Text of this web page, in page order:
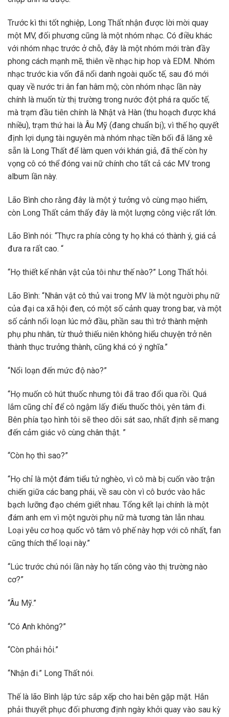
Trước kì thi tốt nghiệp, Long Thất nhận được lời mời quay
một MV, đối phương cũng là một nhóm nhạc. Có điều khác
với nhóm nhạc trước ở chỗ, đây là một nhóm mới tràn đầy
phong cách mạnh mẽ, thiên về nhạc hip hop và EDM. Nhóm
nhạc trước kia vốn đã nổi danh ngoài quốc tế, sau đó mới
quay về nước tri ân fan hâm mộ; còn nhóm nhạc lần này
chính là muốn từ thị trường trong nước đột phá ra quốc tế,
mà trạm đầu tiên chính là Nhật và Hàn (thu hoạch được khá
nhiều), trạm thứ hai là Âu Mỹ (đang chuẩn bị); vì thế họ quyết
định lợi dụng tài nguyên mà nhóm nhạc tiền bối đã lăng xê
sẵn là Long Thất để làm quen với khán giả, đã thế còn hy
vọng cô có thể đóng vai nữ chính cho tất cả các MV trong
album lần này.
Lão Bình cho rằng đây là một ý tưởng vô cùng mạo hiểm,
còn Long Thất cảm thấy đây là một lượng công việc rất lớn.
Lão Bình nói: “Thực ra phía công ty họ khá có thành ý, giá cả
đưa ra rất cao. “
“Họ thiết kế nhân vật của tôi như thế nào?” Long Thất hỏi.
Lão Bình: “Nhân vật cô thủ vai trong MV là một người phụ nữ
của đại ca xã hội đen, có một số cảnh quay trong bar, và một
số cảnh nổi loạn lúc mở đầu, phần sau thì trở thành mệnh
phụ phu nhân, từ thuở thiếu niên không hiểu chuyện trở nên
thành thục trưởng thành, cũng khá có ý nghĩa.”
“Nổi loạn đến mức độ nào?”
“Họ muốn cô hút thuốc nhưng tôi đã trao đổi qua rồi. Quá
lắm cũng chỉ để cô ngậm lấy điếu thuốc thôi, yên tâm đi.
Bên phía tạo hình tôi sẽ theo dõi sát sao, nhất định sẽ mang
đến cảm giác vô cùng chân thật. ”
“Còn họ thì sao?”
“Họ chỉ là một đám tiểu tử nghèo, vì cô mà bị cuốn vào trận
chiến giữa các bang phái, về sau còn vì cô bước vào hắc
bạch lưỡng đạo chém giết nhau. Tổng kết lại chính là một
đám anh em vì một người phụ nữ mà tương tàn lẫn nhau.
Loại yêu cơ hoạ quốc vô tâm vô phế này hợp với cô nhất, fan
cũng thích thể loại này.”
“Lúc trước chú nói lần này họ tấn công vào thị trường nào
cơ?”
“Âu Mỹ.”
“Có Anh không?”
“Còn phải hỏi.”
“Nhận đi.” Long Thất nói.
Thế là lão Bình lập tức sắp xếp cho hai bên gặp mặt. Hắn
phải thuyết phục đối phương định ngày khởi quay vào sau kỳ